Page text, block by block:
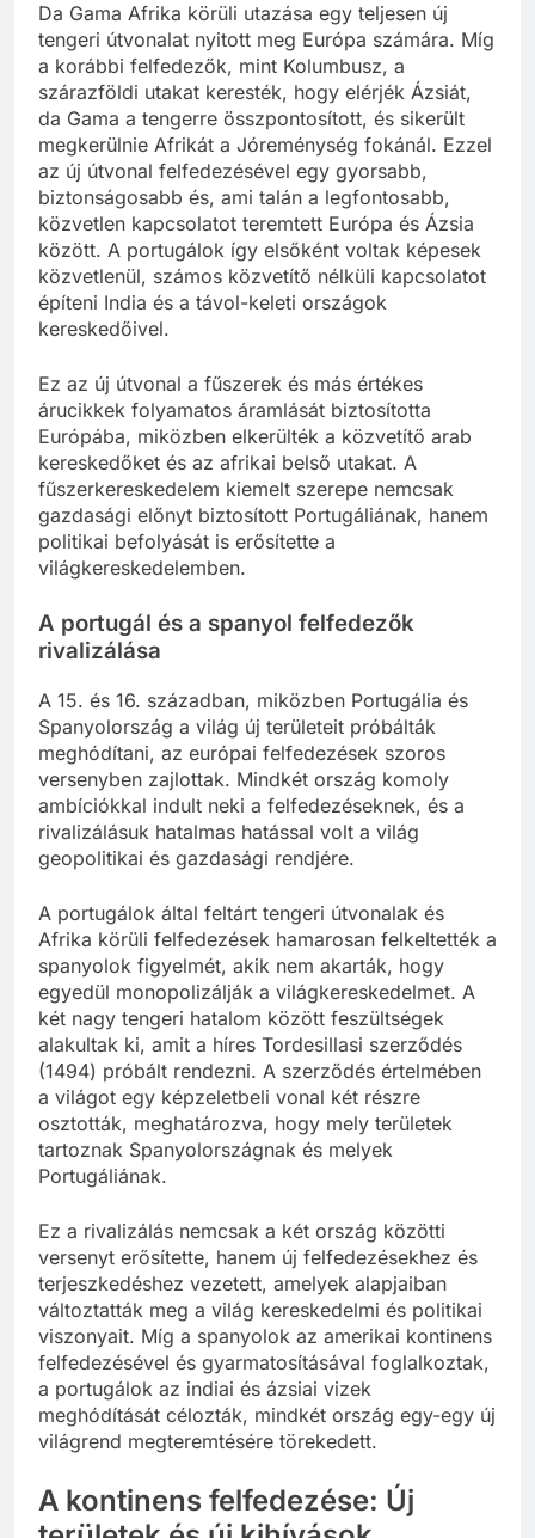
Da Gama Afrika körüli utazása egy teljesen új
tengeri útvonalat nyitott meg Európa számára. Míg
a korábbi felfedezők, mint Kolumbusz, a
szárazföldi utakat keresték, hogy elérjék Ázsiát,
da Gama a tengerre összpontosított, és sikerült
megkerülnie Afrikát a Jóreménység fokánál. Ezzel
az új útvonal felfedezésével egy gyorsabb,
biztonságosabb és, ami talán a legfontosabb,
közvetlen kapcsolatot teremtett Európa és Ázsia
között. A portugálok így elsőként voltak képesek
közvetlenül, számos közvetítő nélküli kapcsolatot
építeni India és a távol-keleti országok
kereskedőivel.
Ez az új útvonal a fűszerek és más értékes
árucikkek folyamatos áramlását biztosította
Európába, miközben elkerülték a közvetítő arab
kereskedőket és az afrikai belső utakat. A
fűszerkereskedelem kiemelt szerepe nemcsak
gazdasági előnyt biztosított Portugáliának, hanem
politikai befolyását is erősítette a
világkereskedelemben.
A portugál és a spanyol felfedezők
rivalizálása
A 15. és 16. században, miközben Portugália és
Spanyolország a világ új területeit próbálták
meghódítani, az európai felfedezések szoros
versenyben zajlottak. Mindkét ország komoly
ambíciókkal indult neki a felfedezéseknek, és a
rivalizálásuk hatalmas hatással volt a világ
geopolitikai és gazdasági rendjére.
A portugálok által feltárt tengeri útvonalak és
Afrika körüli felfedezések hamarosan felkeltették a
spanyolok figyelmét, akik nem akarták, hogy
egyedül monopolizálják a világkereskedelmet. A
két nagy tengeri hatalom között feszültségek
alakultak ki, amit a híres Tordesillasi szerződés
(1494) próbált rendezni. A szerződés értelmében
a világot egy képzeletbeli vonal két részre
osztották, meghatározva, hogy mely területek
tartoznak Spanyolországnak és melyek
Portugáliának.
Ez a rivalizálás nemcsak a két ország közötti
versenyt erősítette, hanem új felfedezésekhez és
terjeszkedéshez vezetett, amelyek alapjaiban
változtatták meg a világ kereskedelmi és politikai
viszonyait. Míg a spanyolok az amerikai kontinens
felfedezésével és gyarmatosításával foglalkoztak,
a portugálok az indiai és ázsiai vizek
meghódítását célozták, mindkét ország egy-egy új
világrend megteremtésére törekedett.
A kontinens felfedezése: Új